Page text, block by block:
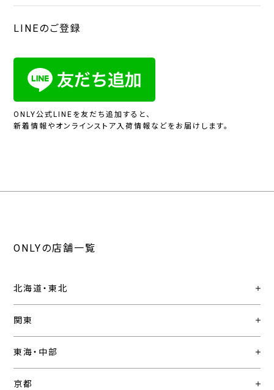
LINEのご登録
ONLY公式LINEを友だち追加すると、
新着情報やオンラインストア入荷情報などをお届けします。
ONLYの店舗一覧
北海道・東北
関東
東海・中部
京都